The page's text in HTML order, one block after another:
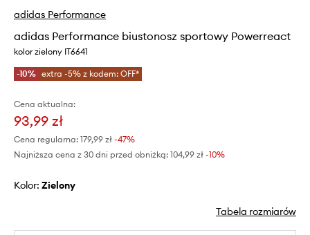
adidas Performance
adidas Performance biustonosz sportowy Powerreact
kolor zielony IT6641
-10% extra -5% z kodem: OFF*
Cena aktualna:
93,99 zł
Cena regularna: 179,99 zł -47%
Najniższa cena z 30 dni przed obniżką: 104,99 zł -10%
Kolor: zielony
Tabela rozmiarów